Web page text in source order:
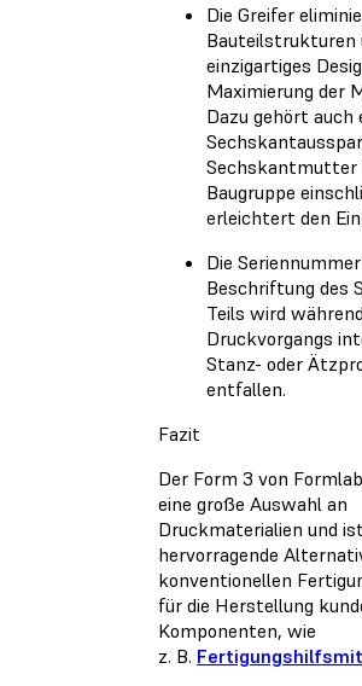
Die Greifer
Bauteilstrukturen
einzigartiges
Maximierung der
Dazu gehört auch
Sechskantmutter
Baugruppe
erleichtert den
Die
Beschriftung des
Teils wird
Druckvorgangs
Stanz- oder
entfallen.
Fazit
Der Form 3 von
eine große Auswahl an
Druckmaterialien und
hervorragende
konventionellen
für die Herstellung
Komponenten, wie
z. B.